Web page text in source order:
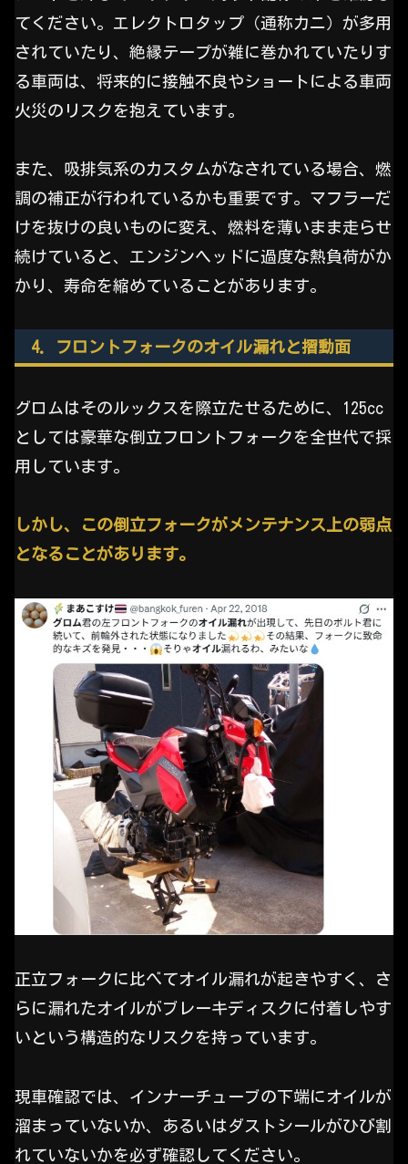
てください。エレクトロタップ（通称カニ）が多用
されていたり、絶縁テープが雑に巻かれていたりす
る車両は、将来的に接触不良やショートによる車両
火災のリスクを抱えています。
また、吸排気系のカスタムがなされている場合、燃
調の補正が行われているかも重要です。マフラーだ
けを抜けの良いものに変え、燃料を薄いまま走らせ
続けていると、エンジンヘッドに過度な熱負荷がか
かり、寿命を縮めていることがあります。
4. フロントフォークのオイル漏れと摺動面
グロムはそのルックスを際立たせるために、125cc
としては豪華な倒立フロントフォークを全世代で採
用しています。
しかし、この倒立フォークがメンテナンス上の弱点
となることがあります。
正立フォークに比べてオイル漏れが起きやすく、さ
らに漏れたオイルがブレーキディスクに付着しやす
いという構造的なリスクを持っています。
現車確認では、インナーチューブの下端にオイルが
溜まっていないか、あるいはダストシールがひび割
れていないかを必ず確認してください。